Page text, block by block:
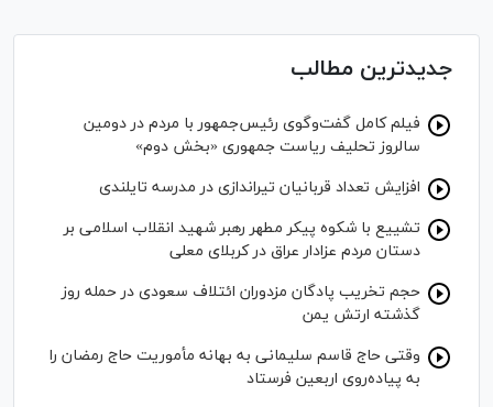
جدیدترین مطالب
فیلم کامل گفت‌وگوی رئیس‌جمهور با مردم در دومین
سالروز تحلیف ریاست جمهوری «بخش دوم»
افزایش تعداد قربانیان تیراندازی در مدرسه تایلندی
تشییع با شکوه پیکر مطهر رهبر شهید انقلاب اسلامی بر
دستان مردم عزادار عراق در کربلای معلی
حجم تخریب پادگان مزدوران ائتلاف سعودی در حمله روز
گذشته ارتش یمن
وقتی حاج قاسم سلیمانی به بهانه مأموریت حاج رمضان را
به پیاده‌روی اربعین فرستاد